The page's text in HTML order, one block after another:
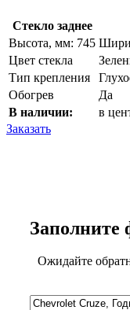
Стекло заднее
Высота, мм: 745
Цвет стекла
Тип крепления
Обогрев
Да
В наличии:
в
Заказать
Заполните
Ожидайте